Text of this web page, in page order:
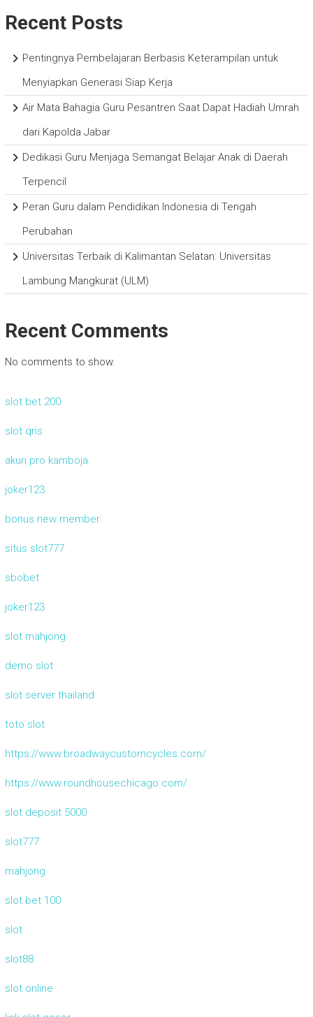
Recent Posts
Pentingnya Pembelajaran Berbasis Keterampilan untuk
Menyiapkan Generasi Siap Kerja
Air Mata Bahagia Guru Pesantren Saat Dapat Hadiah Umrah
dari Kapolda Jabar
Dedikasi Guru Menjaga Semangat Belajar Anak di Daerah
Terpencil
Peran Guru dalam Pendidikan Indonesia di Tengah
Perubahan
Universitas Terbaik di Kalimantan Selatan: Universitas
Lambung Mangkurat (ULM)
Recent Comments
No comments to show.
slot bet 200
slot qris
akun pro kamboja
joker123
bonus new member
situs slot777
sbobet
joker123
slot mahjong
demo slot
slot server thailand
toto slot
https://www.broadwaycustomcycles.com/
https://www.roundhousechicago.com/
slot deposit 5000
slot777
mahjong
slot bet 100
slot
slot88
slot online